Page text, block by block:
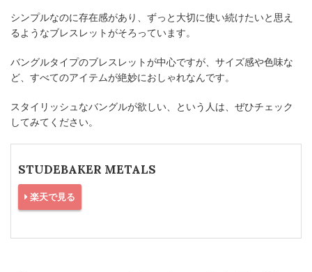
シンプルなのに存在感があり、ずっと大切に使い続けたいと思え
るようなブレスレットがそろっています。
バングルタイプのブレスレットが中心ですが、サイズ感や色味な
ど、すべてのアイテムが絶妙におしゃれなんです。
スタイリッシュなバングルが欲しい、という人は、ぜひチェック
してみてください。
STUDEBAKER METALS
楽天で見る